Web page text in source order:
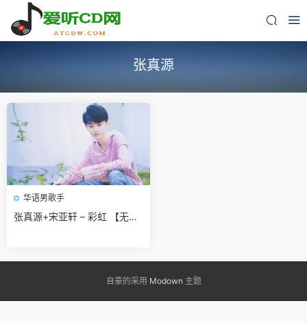
张真源
华语男歌手
张真源+宋亚轩 – 彩虹 【无损
自豪的采用 Modown 主题